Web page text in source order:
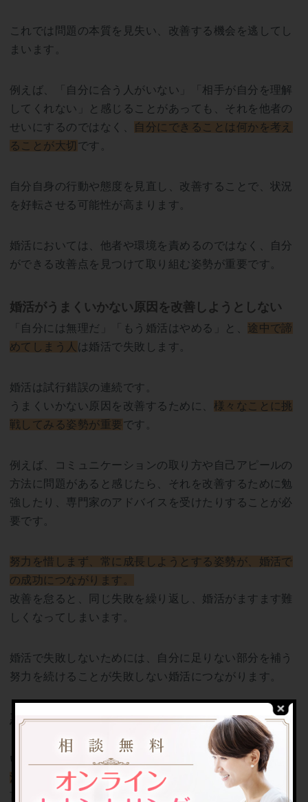
これでは問題の本質を見失い、改善する機会を逃してし
まいます。
例えば、「自分に合う人がいない」「相手が自分を理解
してくれない」と感じることがあっても、それを他者の
せいにするのではなく、
自分にできることは何かを考え
ることが大切 です。
自分自身の行動や態度を見直し、改善することで、状況
を好転させる可能性が高まります。
婚活においては、他者や環境を責めるのではなく、自分
ができる改善点を見つけて取り組む姿勢が重要です。
婚活がうまくいかない原因を改善しようとしない
「自分には無理だ」「もう婚活はやめる」と、 途中で諦
めてしまう人 は婚活で失敗します。
婚活は試行錯誤の連続です。
うまくいかない原因を改善するために、 様々なことに挑
戦してみる姿勢が重要 です。
例えば、コミュニケーションの取り方や自己アピールの
方法に問題があると感じたら、それを改善するために勉
強したり、専門家のアドバイスを受けたりすることが必
要です。
努力を惜しまず、常に成長しようとする姿勢が、婚活で
の成功につながります。
改善を怠ると、同じ失敗を繰り返し、婚活がますます難
しくなってしまいます。
婚活で失敗しないためには、自分に足りない部分を補う
努力を続けることが失敗しない婚活につながります。
悪い妄想ばかりしてしまう
「絶対に良い人はいない」「私なんて結婚なんてできな
い」など、
ネガティブな考えにとらわれてしまう人は婚
活がうまくいきません。
言うまでもなく、ネガティブな考えは、婚活を成功させ